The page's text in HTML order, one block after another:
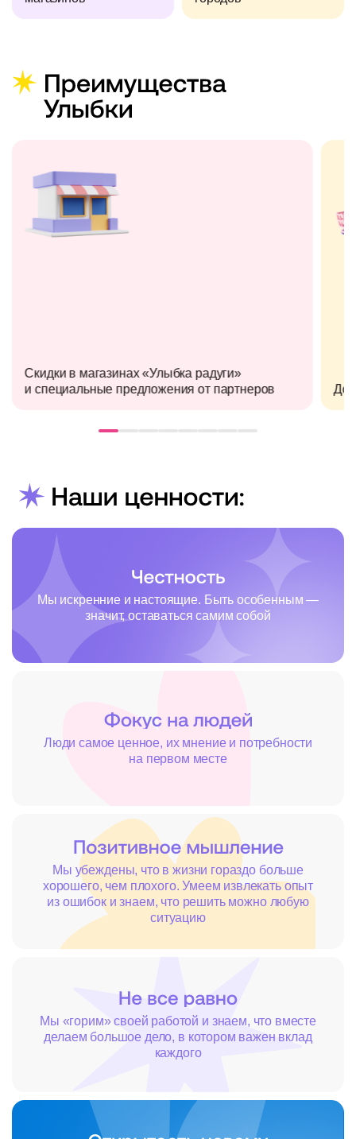
Скидки в магазинах «Улыбка радуги»
и специальные предложения от партнеров
Мы искренние и настоящие. Быть особенным —
значит, оставаться самим собой
Люди самое ценное, их мнение и потребности
на первом месте
Мы убеждены, что в жизни гораздо больше
хорошего, чем плохого. Умеем извлекать опыт
из ошибок и знаем, что решить можно любую
ситуацию
Мы «горим» своей работой и знаем, что вместе
делаем большое дело, в котором важен вклад
каждого